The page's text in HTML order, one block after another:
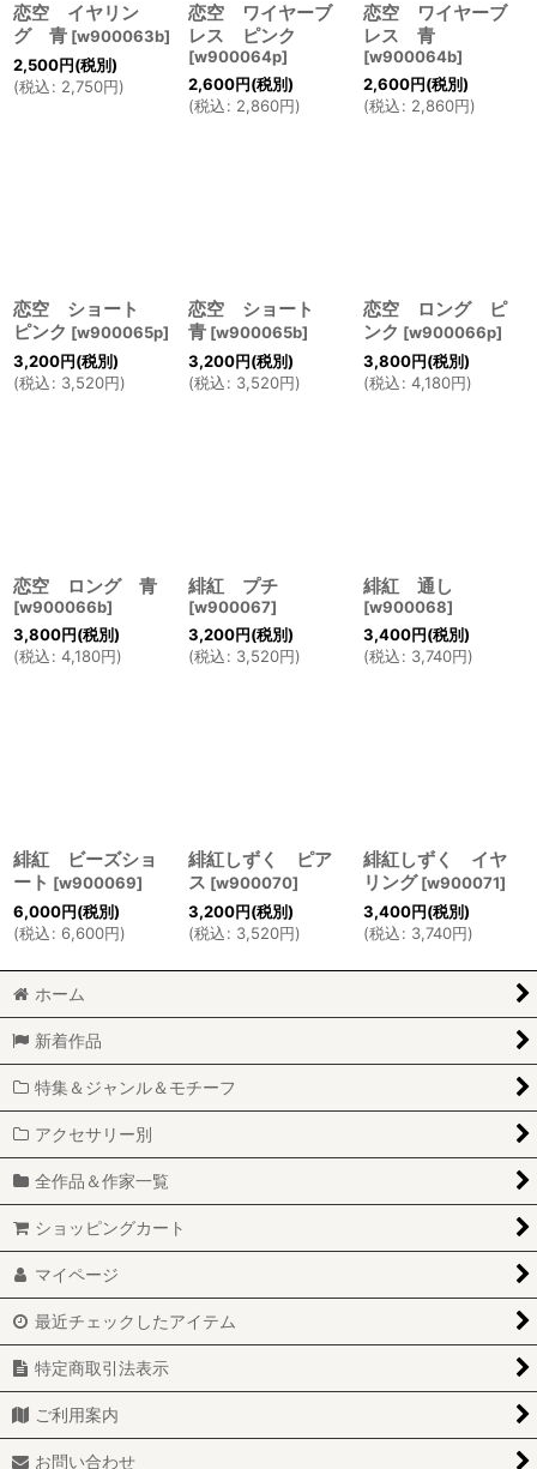
恋空 イヤリン
グ 青 [w900063b]
2,500円(税別)
(税込: 2,750円)
恋空 ワイヤーブ
レス ピンク
[w900064p]
2,600円(税別)
(税込: 2,860円)
恋空 ワイヤーブ
レス 青
[w900064b]
2,600円(税別)
(税込: 2,860円)
恋空 ショート
ピンク [w900065p]
3,200円(税別)
(税込: 3,520円)
恋空 ショート
青 [w900065b]
3,200円(税別)
(税込: 3,520円)
恋空 ロング ピ
ンク [w900066p]
3,800円(税別)
(税込: 4,180円)
恋空 ロング 青
[w900066b]
3,800円(税別)
(税込: 4,180円)
緋紅 プチ
[w900067]
3,200円(税別)
(税込: 3,520円)
緋紅 通し
[w900068]
3,400円(税別)
(税込: 3,740円)
緋紅 ビーズショ
ート [w900069]
6,000円(税別)
(税込: 6,600円)
緋紅しずく ピア
ス [w900070]
3,200円(税別)
(税込: 3,520円)
緋紅しずく イヤ
リング [w900071]
3,400円(税別)
(税込: 3,740円)
ホーム
新着作品
特集＆ジャンル＆モチーフ
アクセサリー別
全作品＆作家一覧
ショッピングカート
マイページ
最近チェックしたアイテム
特定商取引法表示
ご利用案内
お問い合わせ